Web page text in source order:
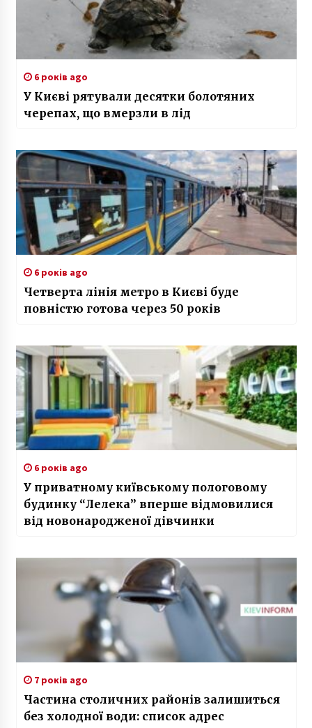
6 років ago
У Києві рятували десятки болотяних
черепах, що вмерзли в лід
6 років ago
Четверта лінія метро в Києві буде
повністю готова через 50 років
6 років ago
У приватному київському пологовому
будинку “Лелека” вперше відмовилися
від новонародженої дівчинки
7 років ago
Частина столичних районів залишиться
без холодної води: список адрес